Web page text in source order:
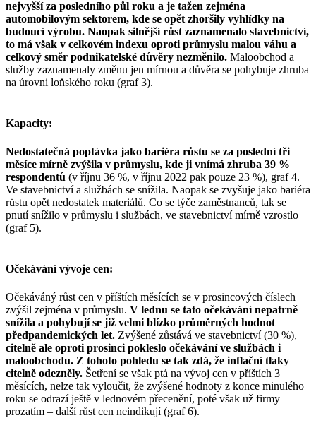
nejvyšší za posledního půl roku a je tažen zejména
automobilovým sektorem, kde se opět zhoršily vyhlídky na
budoucí výrobu. Naopak silnější růst zaznamenalo stavebnictví,
to má však v celkovém indexu oproti průmyslu malou váhu a
celkový směr podnikatelské důvěry nezměnilo. Maloobchod a
služby zaznamenaly změnu jen mírnou a důvěra se pohybuje zhruba
na úrovni loňského roku (graf 3).
Kapacity:
Nedostatečná poptávka jako bariéra růstu se za poslední tři
měsíce mírně zvýšila v průmyslu, kde ji vnímá zhruba 39 %
respondentů (v říjnu 36 %, v říjnu 2022 pak pouze 23 %), graf 4.
Ve stavebnictví a službách se snížila. Naopak se zvyšuje jako bariéra
růstu opět nedostatek materiálů. Co se týče zaměstnanců, tak se
pnutí snížilo v průmyslu i službách, ve stavebnictví mírně vzrostlo
(graf 5).
Očekávání vývoje cen:
Očekáváný růst cen v příštích měsících se v prosincových číslech
zvýšil zejména v průmyslu. V lednu se tato očekávání nepatrně
snížila a pohybují se již velmi blízko průměrných hodnot
předpandemických let. Zvýšené zůstává ve stavebnictví (30 %),
citelně ale oproti prosinci pokleslo očekávání ve službách i
maloobchodu. Z tohoto pohledu se tak zdá, že inflační tlaky
citelně odezněly. Šetření se však ptá na vývoj cen v příštích 3
měsících, nelze tak vyloučit, že zvýšené hodnoty z konce minulého
roku se odrazí ještě v lednovém přecenění, poté však už firmy –
prozatím – další růst cen neindikují (graf 6).